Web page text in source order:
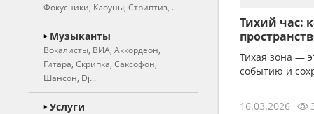
Фокусники, Клоуны, Стриптиз, ...
Ведущие
Свадебные ведущие
Тамада
Юмористы
Музыканты
Вокалисты, ВИА, Аккордеон,
Гитара, Скрипка, Саксофон,
Шансон, Dj...
Вокалисты
Услуги
Тихий час:
шумном
Тихая зона —
событию и
16.03.2026